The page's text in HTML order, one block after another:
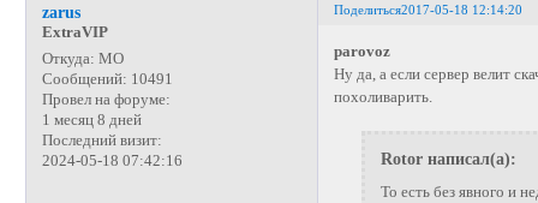
Поделиться2017-05-18 12:14:20
zarus
ExtraVIP
Откуда: МО
Сообщений: 10491
Провел на форуме:
1 месяц 8 дней
Последний визит:
2024-05-18 07:42:16
parovoz
Ну да, а если сервер велит
похоливарить.
Rotor написал(а):
То есть без явного и